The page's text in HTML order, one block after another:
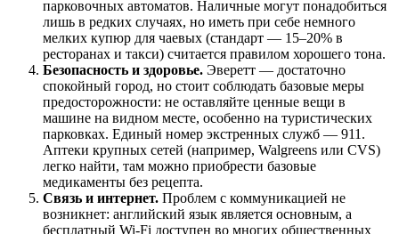
парковочных автоматов. Наличные могут понадобиться
лишь в редких случаях, но иметь при себе немного
мелких купюр для чаевых (стандарт — 15–20% в
ресторанах и такси) считается правилом хорошего тона.
Безопасность и здоровье. Эверетт — достаточно
спокойный город, но стоит соблюдать базовые меры
предосторожности: не оставляйте ценные вещи в
машине на видном месте, особенно на туристических
парковках. Единый номер экстренных служб — 911.
Аптеки крупных сетей (например, Walgreens или CVS)
легко найти, там можно приобрести базовые
медикаменты без рецепта.
Связь и интернет. Проблем с коммуникацией не
возникнет: английский язык является основным, а
бесплатный Wi-Fi доступен во многих общественных